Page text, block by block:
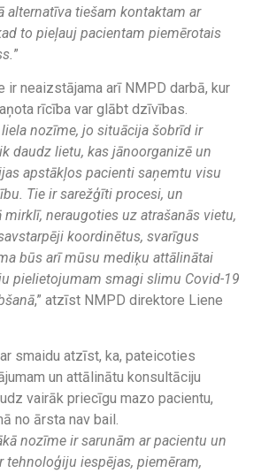
alternatīva tiešam kontaktam ar
to pieļauj pacientam piemērotais
”
ir neaizstājama arī NMPD darbā, kur
rīcība var glābt dzīvības.
nozīme, jo situācija šobrīd ir
daudz lietu, kas jānoorganizē un
apstākļos pacienti saņemtu visu
Tie ir sarežģīti procesi, un
neraugoties uz atrašanās vietu,
koordinētus, svarīgus
būs arī mūsu mediķu attālinātai
pielietojumam smagi slimu Covid-19
,” atzīst NMPD direktore Liene
smaidu atzīst, ka, pateicoties
un attālinātu konsultāciju
vairāk priecīgu mazo pacientu,
no ārsta nav bail.
nozīme ir sarunām ar pacientu un
tehnoloģiju iespējas, piemēram,